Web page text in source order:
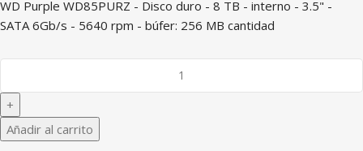
WD Purple WD85PURZ - Disco duro - 8 TB - interno - 3.5" -
SATA 6Gb/s - 5640 rpm - búfer: 256 MB cantidad
Añadir al carrito